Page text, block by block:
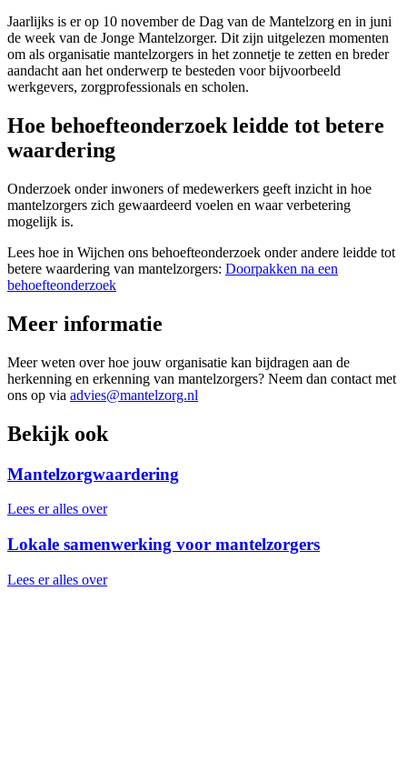
Jaarlijks is er op 10 november de Dag van de Mantelzorg en in juni
de week van de Jonge Mantelzorger. Dit zijn uitgelezen momenten
om als organisatie mantelzorgers in het zonnetje te zetten en breder
aandacht aan het onderwerp te besteden voor bijvoorbeeld
werkgevers, zorgprofessionals en scholen.
Hoe behoefteonderzoek leidde tot betere
waardering
Onderzoek onder inwoners of medewerkers geeft inzicht in hoe
mantelzorgers zich gewaardeerd voelen en waar verbetering
mogelijk is.
Lees hoe in Wijchen ons behoefteonderzoek onder andere leidde tot
betere waardering van mantelzorgers: Doorpakken na een
behoefteonderzoek
Meer informatie
Meer weten over hoe jouw organisatie kan bijdragen aan de
herkenning en erkenning van mantelzorgers? Neem dan contact met
ons op via advies@mantelzorg.nl
Bekijk ook
Mantelzorgwaardering
Lees er alles over
Lokale samenwerking voor mantelzorgers
Lees er alles over